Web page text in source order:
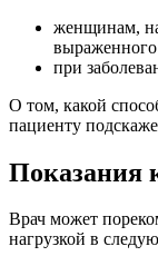
женщинам,
выраженного
при
О том, какой
пациенту
Показания
Врач может
нагрузкой в